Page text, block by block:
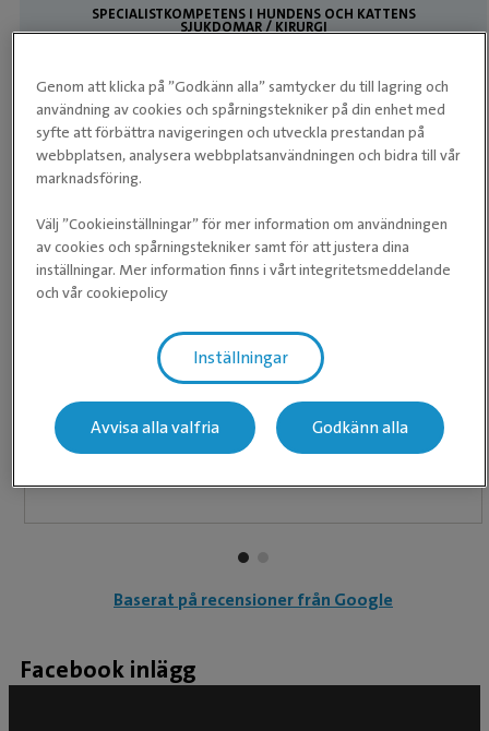
SPECIALISTKOMPETENS I HUNDENS OCH KATTENS
SJUKDOMAR / KIRURGI
Klinikchef / Leg. Veterinär
Våra medarbetare
Våra recensioner
Duktig, trevlig personal som hanterade en akut
situation på bästa sätt, så nöjd med allt .
Baserat på recensioner från Google
Facebook inlägg
Genom att klicka på ”Godkänn alla” samtycker du till lagring och
användning av cookies och spårningstekniker på din enhet med
syfte att förbättra navigeringen och utveckla prestandan på
webbplatsen, analysera webbplatsanvändningen och bidra till vår
marknadsföring.
Välj ”Cookieinställningar” för mer information om användningen
av cookies och spårningstekniker samt för att justera dina
inställningar. Mer information finns i vårt integritetsmeddelande
och vår cookiepolicy
Inställningar
Avvisa alla valfria Godkänn alla